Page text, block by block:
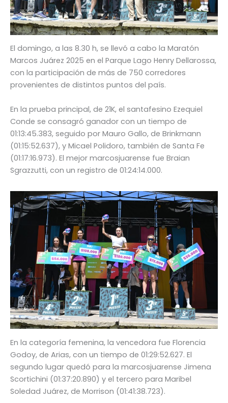
El domingo, a las 8.30 h, se llevó a cabo la Maratón
Marcos Juárez 2025 en el Parque Lago Henry Dellarossa,
con la participación de más de 750 corredores
provenientes de distintos puntos del país.
En la prueba principal, de 21K, el santafesino Ezequiel
Conde se consagró ganador con un tiempo de
01:13:45.383, seguido por Mauro Gallo, de Brinkmann
(01:15:52.637), y Micael Polidoro, también de Santa Fe
(01:17:16.973). El mejor marcosjuarense fue Braian
Sgrazzutti, con un registro de 01:24:14.000.
En la categoría femenina, la vencedora fue Florencia
Godoy, de Arias, con un tiempo de 01:29:52.627. El
segundo lugar quedó para la marcosjuarense Jimena
Scortichini (01:37:20.890) y el tercero para Maribel
Soledad Juárez, de Morrison (01:41:38.723).